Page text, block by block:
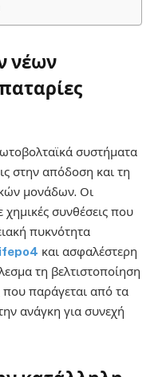
νέων
συστήματα
στην απόδοση και τη
μονάδων. Οι
χημικές συνθέσεις που
πυκνότητα
και ασφαλέστερη
τη βελτιστοποίηση
που παράγεται από τα
ανάγκη για συνεχή